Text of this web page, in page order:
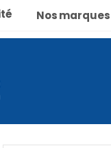
Nos marques